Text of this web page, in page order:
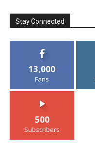
Stay Connected
13,000
Fans
500
Subscribers